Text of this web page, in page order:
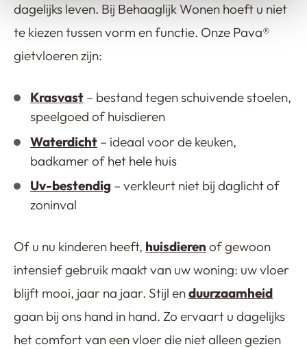
dagelijks leven. Bij Behaaglijk Wonen hoeft u niet
te kiezen tussen vorm en functie. Onze Pava®
gietvloeren zijn:
Krasvast – bestand tegen schuivende stoelen,
speelgoed of huisdieren
Waterdicht – ideaal voor de keuken,
badkamer of het hele huis
Uv-bestendig – verkleurt niet bij daglicht of
zoninval
Of u nu kinderen heeft, huisdieren of gewoon
intensief gebruik maakt van uw woning: uw vloer
blijft mooi, jaar na jaar. Stijl enduurzaamheid
gaan bij ons hand in hand. Zo ervaart u dagelijks
het comfort van een vloer die niet alleen gezien